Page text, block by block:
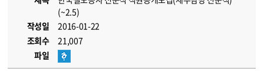
(~2.5)
작성일
2016-01-22
조회수
21,007
파일